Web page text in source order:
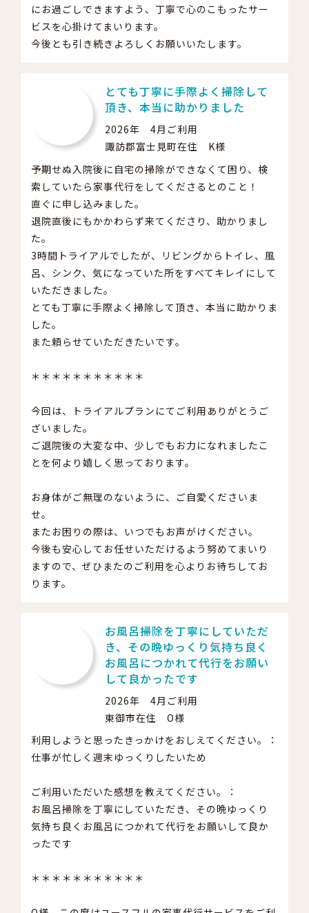
にお過ごしできますよう、丁寧で心のこもったサー
ビスを心掛けてまいります。
今後とも引き続きよろしくお願いいたします。
とても丁寧に手際よく掃除して
頂き、本当に助かりました
2026年 4月ご利用
諏訪郡富士見町在住 K様
予期せぬ入院後に自宅の掃除ができなくて困り、検
索していたら家事代行をしてくださるとのこと！
直ぐに申し込みました。
退院直後にもかかわらず来てくださり、助かりまし
た。
3時間トライアルでしたが、リビングからトイレ、風
呂、シンク、気になっていた所をすべてキレイにして
いただきました。
とても丁寧に手際よく掃除して頂き、本当に助かりま
した。
また頼らせていただきたいです。
＊＊＊＊＊＊＊＊＊＊＊
今回は、トライアルプランにてご利用ありがとうご
ざいました。
ご退院後の大変な中、少しでもお力になれましたこ
とを何より嬉しく思っております。
お身体がご無理のないように、ご自愛くださいま
せ。
またお困りの際は、いつでもお声がけください。
今後も安心してお任せいただけるよう努めてまいり
ますので、ぜひまたのご利用を心よりお待ちしてお
ります。
お風呂掃除を丁寧にしていただ
き、その晩ゆっくり気持ち良く
お風呂につかれて代行をお願い
して良かったです
2026年 4月ご利用
東御市在住 O様
利用しようと思ったきっかけをおしえてください。：
仕事が忙しく週末ゆっくりしたいため
ご利用いただいた感想を教えてください。：
お風呂掃除を丁寧にしていただき、その晩ゆっくり
気持ち良くお風呂につかれて代行をお願いして良か
ったです
＊＊＊＊＊＊＊＊＊＊＊